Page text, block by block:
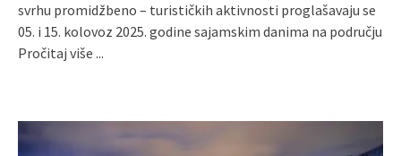
svrhu promidžbeno – turističkih aktivnosti proglašavaju se
05. i 15. kolovoz 2025. godine sajamskim danima na području
Pročitaj više ...